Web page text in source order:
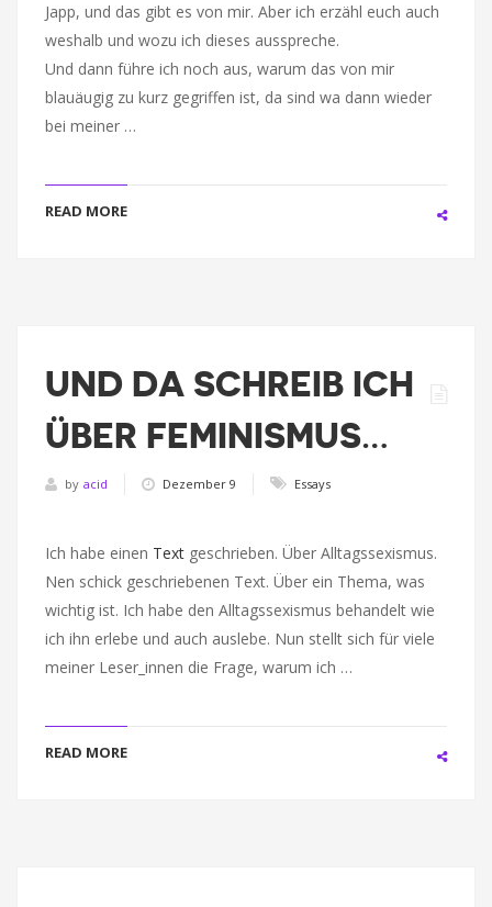
Japp, und das gibt es von mir. Aber ich erzähl euch auch
weshalb und wozu ich dieses ausspreche.
Und dann führe ich noch aus, warum das von mir
blauäugig zu kurz gegriffen ist, da sind wa dann wieder
bei meiner …
READ MORE
UND DA SCHREIB ICH
ÜBER FEMINISMUS…
by acid Dezember 9 Essays
Ich habe einen Text geschrieben. Über Alltagssexismus.
Nen schick geschriebenen Text. Über ein Thema, was
wichtig ist. Ich habe den Alltagssexismus behandelt wie
ich ihn erlebe und auch auslebe. Nun stellt sich für viele
meiner Leser_innen die Frage, warum ich …
READ MORE